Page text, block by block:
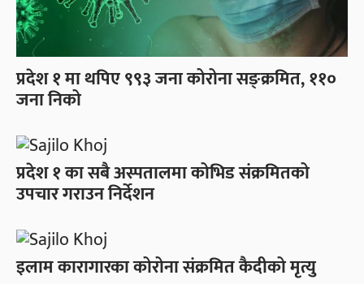
प्रदेश १ मा थपिए ९९३ जना कोरोना सङ्क्रमित, ११०
जना निको
प्रदेश १ का सबै अस्पतालमा कोभिड संक्रमितको
उपचार गराउन निर्देशन
इलाम कारागारका कोरोना संक्रमित कैदीको मृत्यु